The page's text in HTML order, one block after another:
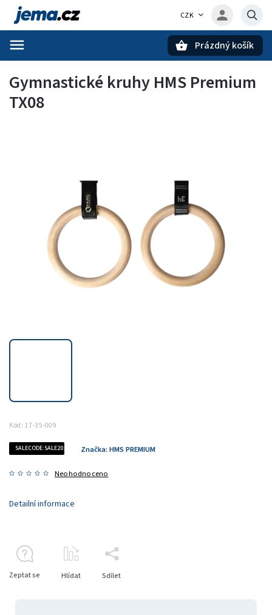
CZK
Prázdný košík
Gymnastické kruhy HMS Premium
TX08
Kód: 17-35-009
SALECODE:SALE20:20:%
Neohodnoceno
Značka: HMS PREMIUM
Detailní informace
Zeptat se Hlídat Sdílet